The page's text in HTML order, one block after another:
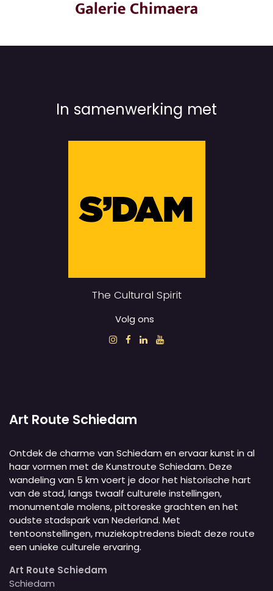
In samenwerking met
The Cultural Spirit
Volg ons
Art Route Schiedam
Ontdek de charme van Schiedam en ervaar kunst in al
haar vormen met de Kunstroute Schiedam. Deze
wandeling van 5 km voert je door het historische hart
van de stad, langs twaalf culturele instellingen,
monumentale molens, pittoreske grachten en het
oudste stadspark van Nederland. Met
tentoonstellingen, muziekoptredens biedt deze route
een unieke culturele ervaring.
Art Route Schiedam
Schiedam